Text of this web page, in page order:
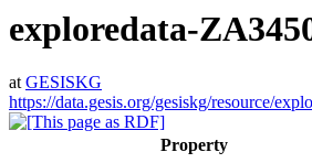
exploredata-
atGESISKG
https://data.gesis.org/gesiskg/resource/
Property